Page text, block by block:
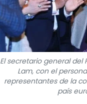
El secretario general del
Lam, con el
representantes de la
país